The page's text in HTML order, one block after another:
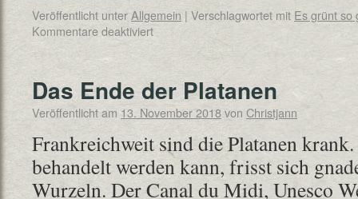
Veröffentlicht unter Allgemein | Verschlagwortet mit Es grünt so
Kommentare deaktiviert
Das Ende der Platanen
Veröffentlicht am 13. November 2018von Christjann
Frankreichweit sind die Platanen
behandelt werden kann, frisst sich
Wurzeln. Der Canal du Midi, Unesco